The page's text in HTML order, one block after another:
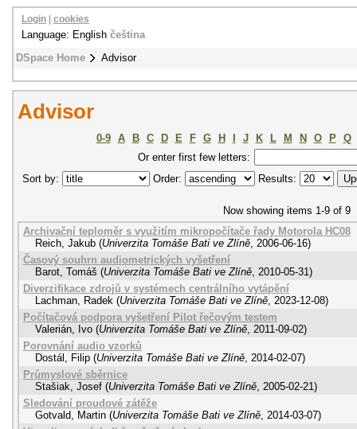
DSpace Home Advisor
Login cookies
Language: English čeština
Advisor
0-9 A B C D E F G H J K L M N O P
Q
Or enter first few letters:
Sort by:
Order: Results:
Now showing items 1-9 of 9
Archivační teploměr s využitím mikropočítače řady Motorola HC08
Reich, Jakub (Univerzita Tomáše Bati ve Zlíně, 2006-06-16)
Časový souhrn audiometrických vyšetření
Barot, Tomáš (Univerzita Tomáše Bati ve Zlíně, 2010-05-31)
Diverzifikace zdrojů v systémech centrálního vytápění
Lachman, Radek (Univerzita Tomáše Bati ve Zlíně, 2023-12-08)
Počítačová podpora vyšetření Pilot řečovým testem
Valerián, Ivo (Univerzita Tomáše Bati ve Zlíně, 2011-09-02)
Porovnání audio vzorků
Dostál, Filip (Univerzita Tomáše Bati ve Zlíně, 2014-02-07)
Průmyslové sběrnice
Stašiak, Josef (Univerzita Tomáše Bati ve Zlíně, 2005-02-21)
Sledování proudové zátěže
Gotvald, Martin (Univerzita Tomáše Bati ve Zlíně, 2014-03-07)